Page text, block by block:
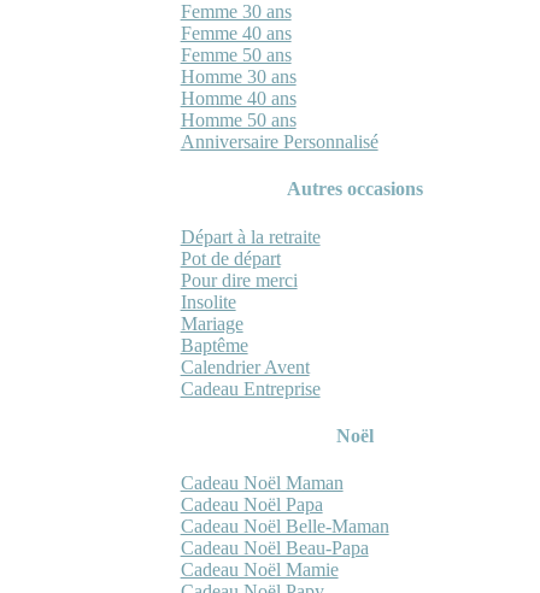
Femme 30 ans
Femme 40 ans
Femme 50 ans
Homme 30 ans
Homme 40 ans
Homme 50 ans
Anniversaire Personnalisé
Autres occasions
Départ à la retraite
Pot de départ
Pour dire merci
Insolite
Mariage
Baptême
Calendrier Avent
Cadeau Entreprise
Noël
Cadeau Noël Maman
Cadeau Noël Papa
Cadeau Noël Belle-Maman
Cadeau Noël Beau-Papa
Cadeau Noël Mamie